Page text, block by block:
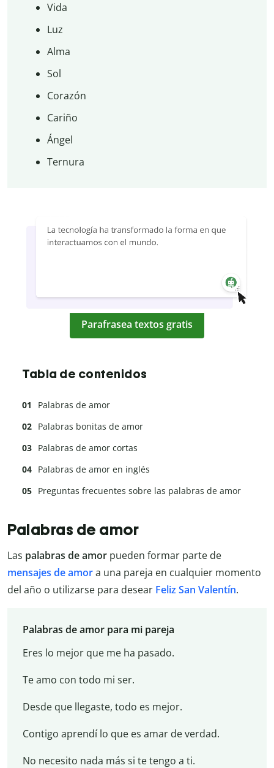
Vida
Luz
Alma
Sol
Corazón
Cariño
Ángel
Ternura
Parafrasea textos gratis
Tabla de contenidos
Palabras de amor
Palabras bonitas de amor
Palabras de amor cortas
Palabras de amor en inglés
Preguntas frecuentes sobre las palabras de amor
Palabras de amor
Las palabras de amor pueden formar parte de
mensajes de amora una pareja en cualquier momento
del año o utilizarse para desear Feliz San Valentín.
Palabras de amor para mi pareja
Eres lo mejor que me ha pasado.
Te amo con todo mi ser.
Desde que llegaste, todo es mejor.
Contigo aprendí lo que es amar de verdad.
No necesito nada más si te tengo a ti.